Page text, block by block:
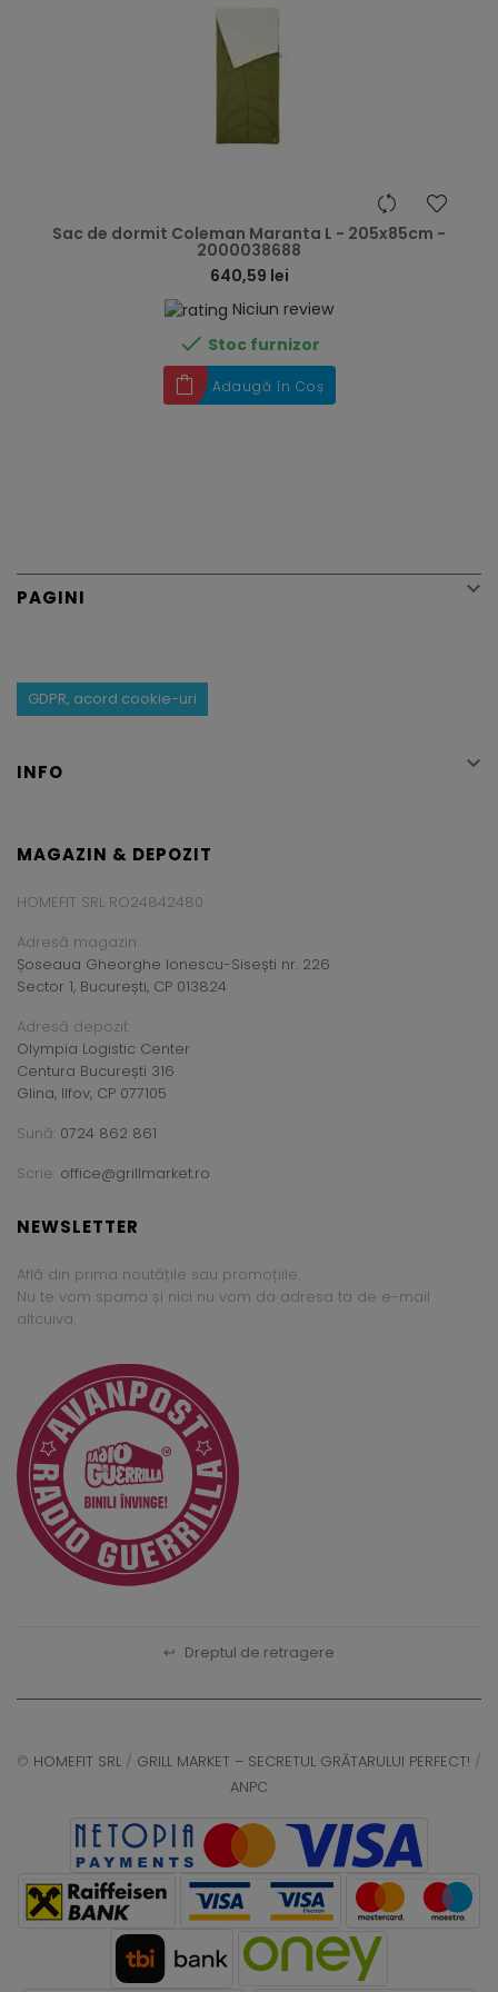
Sac de dormit Coleman Maranta L - 205x85cm -
2000038688
640,59 lei
Niciun review
 Stoc furnizor
Adaugă în Coș
PAGINI 
GDPR, acord cookie-uri
INFO 
MAGAZIN & DEPOZIT
HOMEFIT SRL RO24842480
Adresă magazin:
Șoseaua Gheorghe Ionescu-Sisești nr. 226
Sector 1, București, CP 013824
Adresă depozit:
Olympia Logistic Center
Centura București 316
Glina, Ilfov, CP 077105
Sună: 0724 862 861
Scrie: office@grillmarket.ro
NEWSLETTER
Află din prima noutățile sau promoțiile.
Nu te vom spama și nici nu vom da adresa ta de e-mail
altcuiva.
↩ Dreptul de retragere
© HOMEFIT SRL / GRILL MARKET – SECRETUL GRĂTARULUI PERFECT! /
ANPC